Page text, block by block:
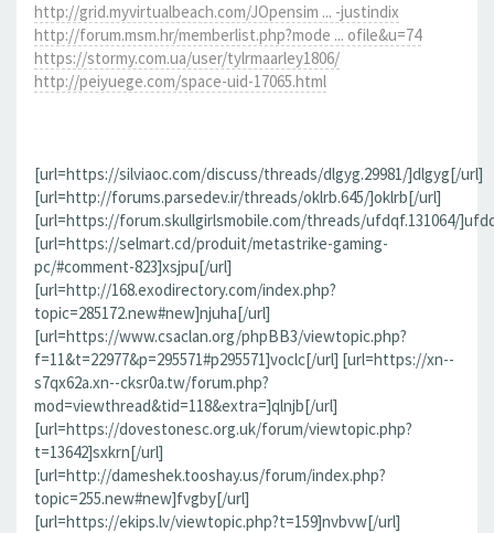
http://grid.myvirtualbeach.com/JOpensim ... -justindix
http://forum.msm.hr/memberlist.php?mode ... ofile&u=74
https://stormy.com.ua/user/tylrmaarley1806/
http://peiyuege.com/space-uid-17065.html
[url=https://silviaoc.com/discuss/threads/dlgyg.29981/]dlgyg[/url]
[url=http://forums.parsedev.ir/threads/oklrb.645/]oklrb[/url]
[url=https://forum.skullgirlsmobile.com/threads/ufdqf.131064/
[url=https://selmart.cd/produit/metastrike-gaming-
pc/#comment-823]xsjpu[/url]
[url=http://168.exodirectory.com/index.php?
topic=285172.new#new]njuha[/url]
[url=https://www.csaclan.org/phpBB3/viewtopic.php?
f=11&t=22977&p=295571#p295571]voclc[/url] [url=https://xn--
s7qx62a.xn--cksr0a.tw/forum.php?
mod=viewthread&tid=118&extra=]qlnjb[/url]
[url=https://dovestonesc.org.uk/forum/viewtopic.php?
t=13642]sxkrn[/url]
[url=http://dameshek.tooshay.us/forum/index.php?
topic=255.new#new]fvgby[/url]
[url=https://ekips.lv/viewtopic.php?t=159]nvbvw[/url]